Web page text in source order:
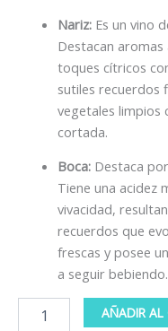
Nariz:Es un vino
Destacan
toques cítricos
sutiles recuerdos
vegetales limpios
cortada.
Boca:Destaca
Tiene una acidez
vivacidad,
recuerdos que
frescas y posee
a seguir bebiendo.
AÑADIR AL